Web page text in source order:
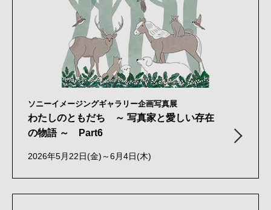
ソニーイメージングギャラリー企画写真展
わたしのともだち ～ 写真家と愛しい存在
の物語 ～ Part6
2026年5月22日(金)～6月4日(木)